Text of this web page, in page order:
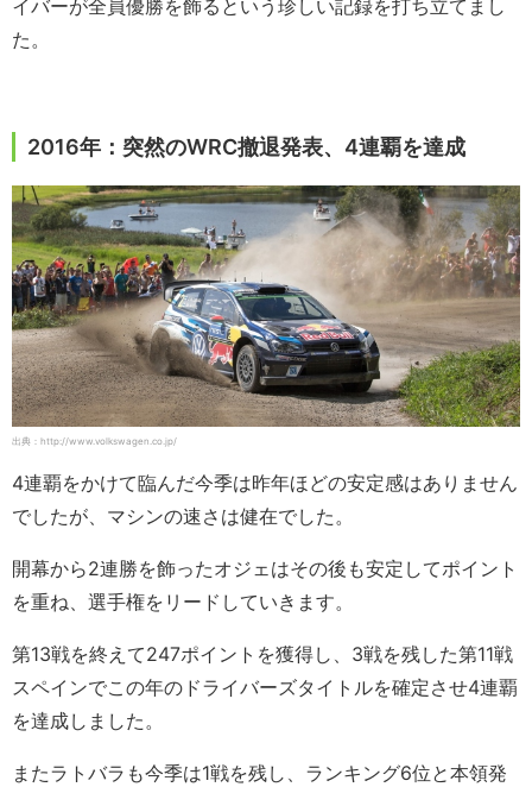
イバーが全員優勝を飾るという珍しい記録を打ち立てまし
た。
2016年：突然のWRC撤退発表、4連覇を達成
出典：http://www.volkswagen.co.jp/
4連覇をかけて臨んだ今季は昨年ほどの安定感はありません
でしたが、マシンの速さは健在でした。
開幕から2連勝を飾ったオジェはその後も安定してポイント
を重ね、選手権をリードしていきます。
第13戦を終えて247ポイントを獲得し、3戦を残した第11戦
スペインでこの年のドライバーズタイトルを確定させ4連覇
を達成しました。
またラトバラも今季は1戦を残し、ランキング6位と本領発